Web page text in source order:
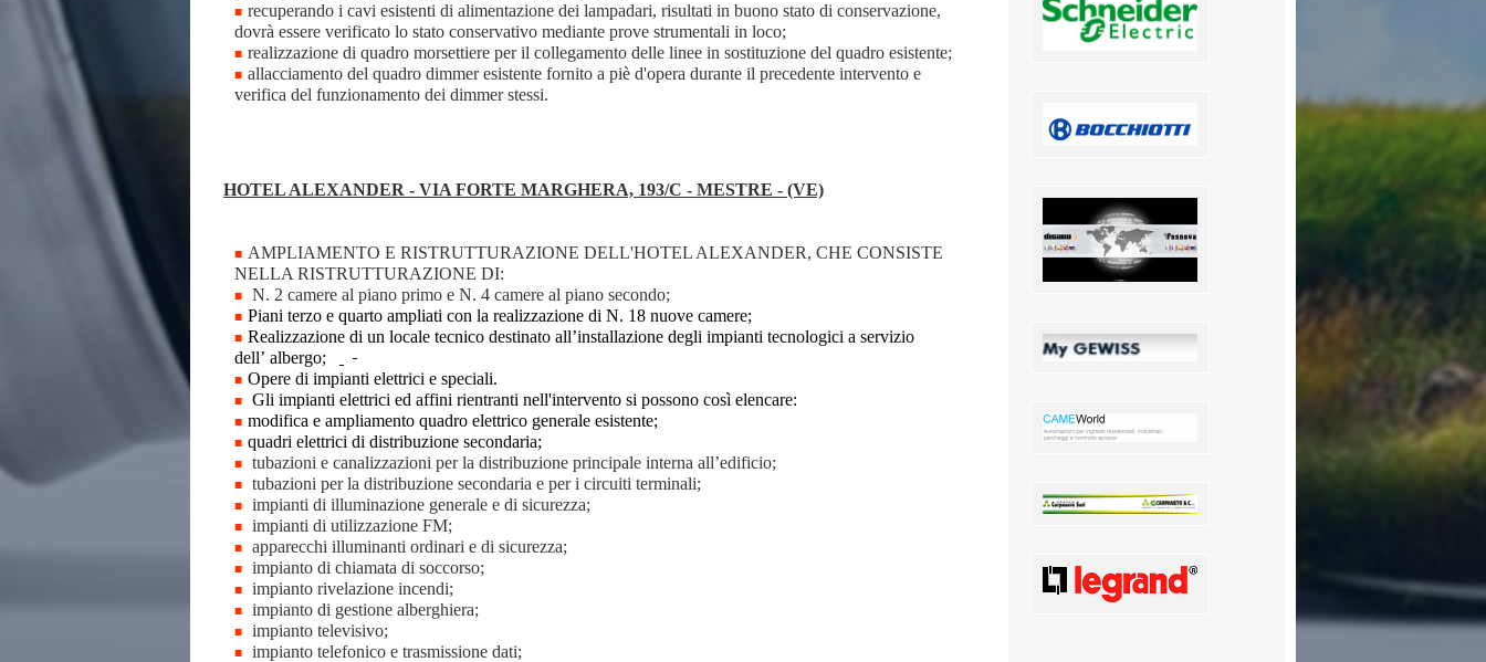
recuperando i cavi esistenti di alimentazione dei lampadari, risultati in buono stato di conservazione,
dovrà essere verificato lo stato conservativo mediante prove strumentali in loco;
realizzazione di quadro morsettiere per il collegamento delle linee in sostituzione del quadro esistente;
allacciamento del quadro dimmer esistente fornito a piè d'opera durante il precedente intervento e
verifica del funzionamento dei dimmer stessi.
HOTEL ALEXANDER - VIA FORTE MARGHERA, 193/C - MESTRE - (VE)
AMPLIAMENTO E RISTRUTTURAZIONE DELL'HOTEL ALEXANDER, CHE CONSISTE
NELLA RISTRUTTURAZIONE DI:
N. 2 camere al piano primo e N. 4 camere al piano secondo;
Piani terzo e quarto ampliati con la realizzazione di N. 18 nuove camere;
Realizzazione di un locale tecnico destinato all’installazione degli impianti tecnologici a servizio
dell’ albergo;
Opere di impianti elettrici e speciali.
Gli impianti elettrici ed affini rientranti nell'intervento si possono così elencare:
modifica e ampliamento quadro elettrico generale esistente;
quadri elettrici di distribuzione secondaria;
tubazioni e canalizzazioni per la distribuzione principale interna all’edificio;
tubazioni per la distribuzione secondaria e per i circuiti terminali;
impianti di illuminazione generale e di sicurezza;
impianti di utilizzazione FM;
apparecchi illuminanti ordinari e di sicurezza;
impianto di chiamata di soccorso;
impianto rivelazione incendi;
impianto di gestione alberghiera;
impianto televisivo;
impianto telefonico e trasmissione dati;